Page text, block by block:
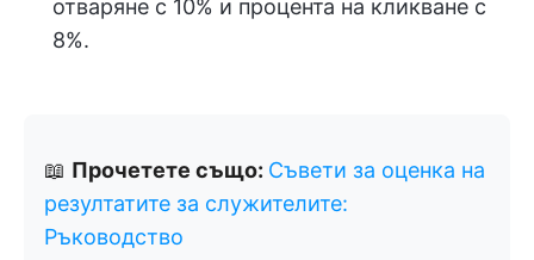
отваряне с 10% и процента на кликване с
8%.
📖 Прочетете също: Съвети за оценка на
резултатите за служителите:
Ръководство